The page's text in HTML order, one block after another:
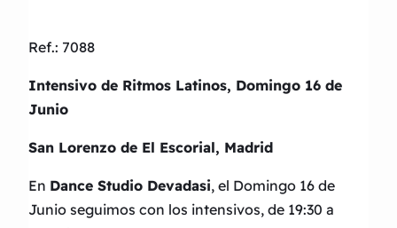
Ref.: 7088
Intensivo de Ritmos Latinos, Domingo 16 de
Junio
San Lorenzo de El Escorial, Madrid
En Dance Studio Devadasi, el Domingo 16 de
Junio seguimos con los intensivos, de 19:30 a